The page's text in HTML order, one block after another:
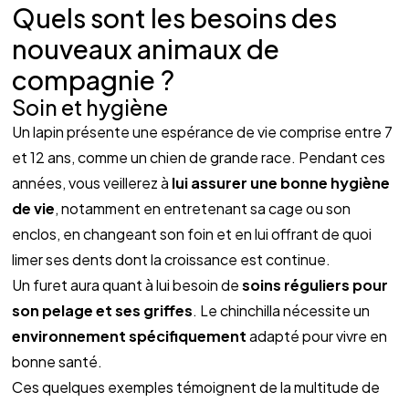
Quels sont les besoins des
nouveaux animaux de
compagnie ?
Soin et hygiène
Un lapin présente une espérance de vie comprise entre 7
et 12 ans, comme un chien de grande race. Pendant ces
années, vous veillerez à lui assurer une bonne hygiène
de vie, notamment en entretenant sa cage ou son
enclos, en changeant son foin et en lui offrant de quoi
limer ses dents dont la croissance est continue.
Un furet aura quant à lui besoin de soins réguliers pour
son pelage et ses griffes
environnement spécifiquement adapté pour vivre en
bonne santé.
Ces quelques exemples témoignent de la multitude de